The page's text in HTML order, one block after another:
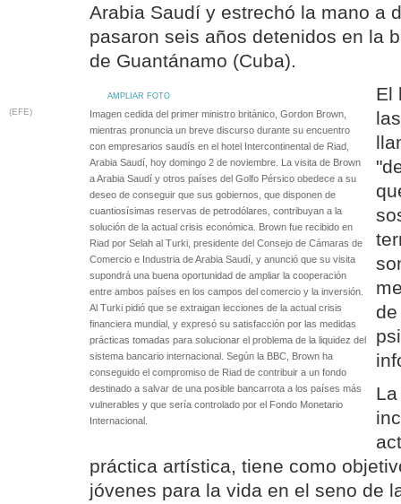
Arabia Saudí y estrechó la mano a
pasaron seis años detenidos en la
de Guantánamo (Cuba).
AMPLIAR FOTO
(EFE)
Imagen cedida del primer ministro británico, Gordon Brown,
mientras pronuncia un breve discurso durante su encuentro
con empresarios saudís en el hotel Intercontinental de Riad,
Arabia Saudí, hoy domingo 2 de noviembre. La visita de Brown
a Arabia Saudí y otros países del Golfo Pérsico obedece a su
deseo de conseguir que sus gobiernos, que disponen de
cuantiosísimas reservas de petrodólares, contribuyan a la
solución de la actual crisis económica. Brown fue recibido en
Riad por Selah al Turki, presidente del Consejo de Cámaras de
Comercio e Industria de Arabia Saudí, y anunció que su visita
supondrá una buena oportunidad de ampliar la cooperación
entre ambos países en los campos del comercio y la inversión.
Al Turki pidió que se extraigan lecciones de la actual crisis
financiera mundial, y expresó su satisfacción por las medidas
prácticas tomadas para solucionar el problema de la liquidez del
sistema bancario internacional. Según la BBC, Brown ha
conseguido el compromiso de Riad de contribuir a un fondo
destinado a salvar de una posible bancarrota a los países más
vulnerables y que sería controlado por el Fondo Monetario
Internacional.
El
práctica artística, tiene como
jóvenes para la vida en el seno de